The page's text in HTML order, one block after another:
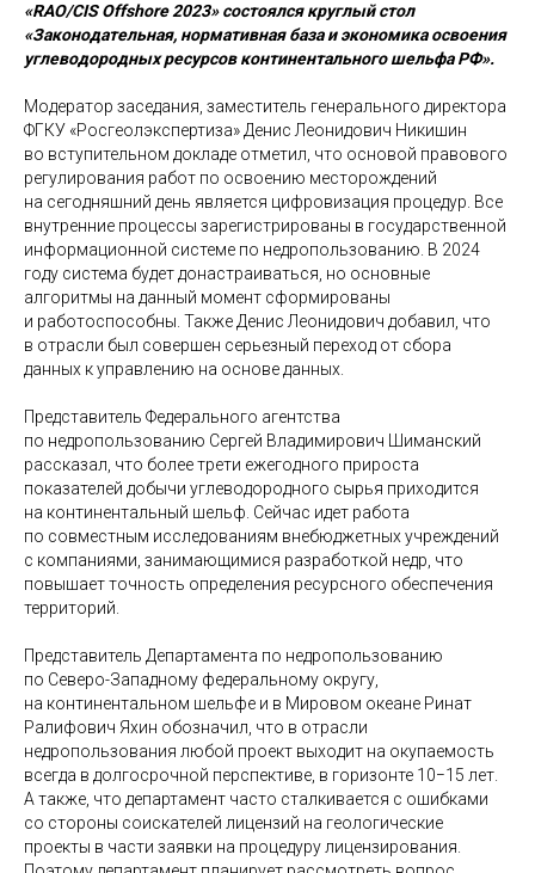
«RAO/CIS Offshore 2023» состоялся круглый стол
«Законодательная, нормативная база и экономика освоения
углеводородных ресурсов континентального шельфа РФ».
Модератор заседания, заместитель генерального директора
ФГКУ «Росгеолэкспертиза» Денис Леонидович Никишин
во вступительном докладе отметил, что основой правового
регулирования работ по освоению месторождений
на сегодняшний день является цифровизация процедур. Все
внутренние процессы зарегистрированы в государственной
информационной системе по недропользованию. В 2024
году система будет донастраиваться, но основные
алгоритмы на данный момент сформированы
и работоспособны. Также Денис Леонидович добавил, что
в отрасли был совершен серьезный переход от сбора
данных к управлению на основе данных.
Представитель Федерального агентства
по недропользованию Сергей Владимирович Шиманский
рассказал, что более трети ежегодного прироста
показателей добычи углеводородного сырья приходится
на континентальный шельф. Сейчас идет работа
по совместным исследованиям внебюджетных учреждений
с компаниями, занимающимися разработкой недр, что
повышает точность определения ресурсного обеспечения
территорий.
Представитель Департамента по недропользованию
по Северо-Западному федеральному округу,
на континентальном шельфе и в Мировом океане Ринат
Ралифович Яхин обозначил, что в отрасли
недропользования любой проект выходит на окупаемость
всегда в долгосрочной перспективе, в горизонте 10−15 лет.
А также, что департамент часто сталкивается с ошибками
со стороны соискателей лицензий на геологические
проекты в части заявки на процедуру лицензирования.